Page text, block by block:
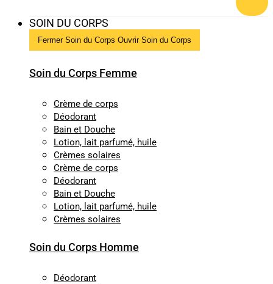
SOIN DU CORPS
Fermer Soin du Corps Ouvrir Soin du Corps
Soin du Corps Femme
Crème de corps
Déodorant
Bain et Douche
Lotion, lait parfumé, huile
Crèmes solaires
Crème de corps
Déodorant
Bain et Douche
Lotion, lait parfumé, huile
Crèmes solaires
Soin du Corps Homme
Déodorant